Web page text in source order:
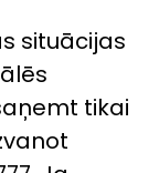
situācijas
tikai